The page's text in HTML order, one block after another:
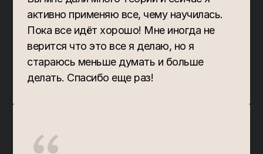
активно применяю все, чему научилась.
Пока все идёт хорошо! Мне иногда не
верится что это все я делаю, но я
стараюсь меньше думать и больше
делать. Спасибо еще раз!